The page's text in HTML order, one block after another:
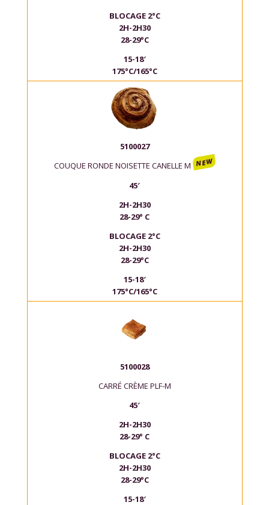
BLOCAGE 2°C
2H-2H30
28-29°C
15-18′
175°C/165°C
5100027
COUQUE RONDE NOISETTE CANELLE M NEW
45′
2H-2H30
28-29° C
BLOCAGE 2°C
2H-2H30
28-29°C
15-18′
175°C/165°C
5100028
CARRÉ CRÈME PLF-M
45′
2H-2H30
28-29° C
BLOCAGE 2°C
2H-2H30
28-29°C
15-18′